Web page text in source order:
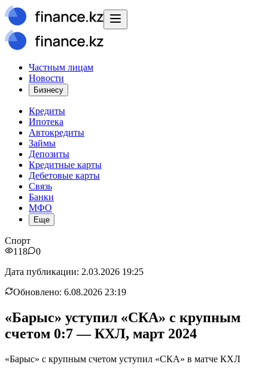
Частным лицам
Новости
Бизнесу
Кредиты
Ипотека
Автокредиты
Займы
Депозиты
Кредитные карты
Дебетовые карты
Связь
Банки
МФО
Еще
Спорт
118
0
Дата публикации: 2.03.2026 19:25
Обновлено: 6.08.2026 23:19
«Барыс» уступил «СКА» с крупным
счетом 0:7 — КХЛ, март 2024
«Барыс» с крупным счетом уступил «СКА» в матче КХЛ